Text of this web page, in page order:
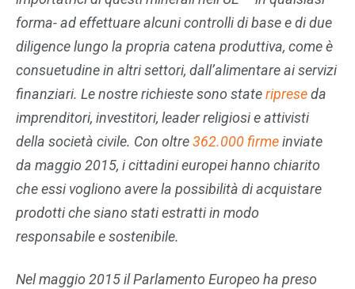
forma- ad effettuare alcuni controlli di base e di due
diligence lungo la propria catena produttiva, come è
consuetudine in altri settori, dall’alimentare ai servizi
finanziari. Le nostre richieste sono stateripreseda
imprenditori, investitori, leader religiosi e attivisti
della società civile. Con oltre362.000 firmeinviate
da maggio 2015, i cittadini europei hanno chiarito
che essi vogliono avere la possibilità di acquistare
prodotti che siano stati estratti in modo
responsabile e sostenibile.
Nel maggio 2015 il Parlamento Europeo ha preso